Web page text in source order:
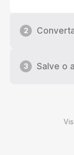
2
3 Salve o